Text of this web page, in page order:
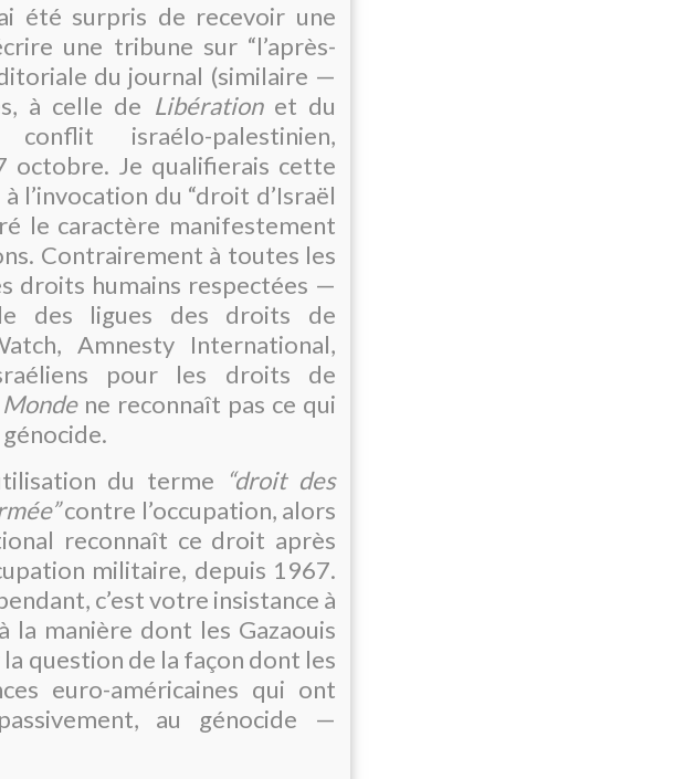
été surpris de recevoir une
une tribune sur “l’après-
du journal (similaire —
à celle de Libérationet du
israélo-palestinien,
octobre. Je qualifierais cette
l’invocation du “droit d’Israël
le caractère manifestement
Contrairement à toutes les
droits humains respectées —
des ligues des droits de
Amnesty International,
pour les droits de
ne reconnaît pas ce qui
génocide.
du terme “droit des
contre l’occupation, alors
reconnaît ce droit après
militaire, depuis 1967.
c’est votre insistance à
manière dont les Gazaouis
la question de la façon dont les
euro-américaines qui ont
au génocide —